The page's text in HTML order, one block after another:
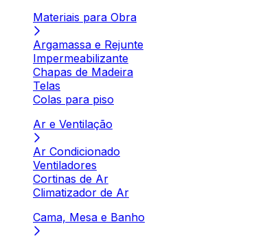
Materiais para Obra
Argamassa e Rejunte
Impermeabilizante
Chapas de Madeira
Telas
Colas para piso
Ar e Ventilação
Ar Condicionado
Ventiladores
Cortinas de Ar
Climatizador de Ar
Cama, Mesa e Banho